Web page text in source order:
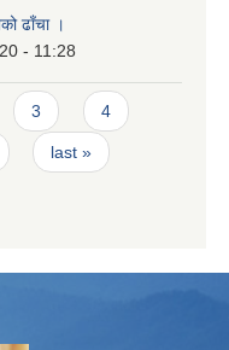
ढाँचा ।
- 11:28
3 4
last »